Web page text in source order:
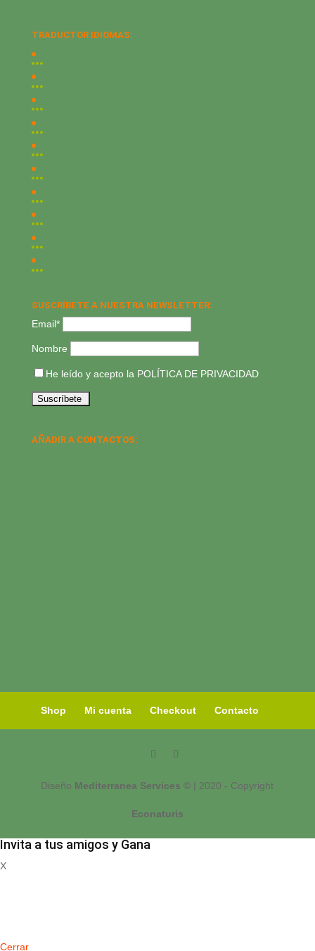
TRADUCTOR IDIOMAS:
SUSCRÍBETE A NUESTRA NEWSLETTER:
Email*
Nombre
He leído y acepto la POLÍTICA DE PRIVACIDAD
AÑADIR A CONTACTOS:
Shop Mi cuenta Checkout Contacto
Diseño Mediterranea Services © | 2020 - Copyright
Econaturis
Invita a tus amigos y Gana
X
Cerrar